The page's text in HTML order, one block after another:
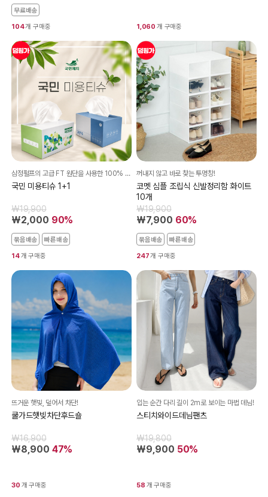
무료배송
104개 구매중 1,060 개 구매중
삼정펄프의 고급 FT 원단을 사용한 100% 천연 펄프 미용티슈
국민 미용티슈 1+1
₩19,900
₩2,000 90%
묶음배송 빠른배송
14개 구매중
꺼내지 않고 바로 찾는 투명창!
코멧 심플 조립식 신발정리함 화이트
10개
₩19,900
₩7,900 60%
묶음배송 빠른배송
247개 구매중
뜨거운 햇빛, 덮어서 차단!
쿨가드햇빚차단후드숄
₩16,900
₩8,900 47%
30 개 구매중
입는 순간 다리 길이 2m로 보이는 마법 데님!
스티치와이드데님팬츠
₩19,800
₩9,900 50%
58 개 구매중